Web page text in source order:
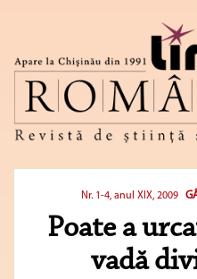
Nr. 1-4, anul XIX, 2009
Poate a
vadă